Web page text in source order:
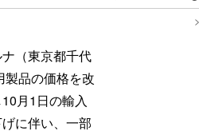
（東京都千代
製品の価格を改
月1日の輸入
に伴い、一部